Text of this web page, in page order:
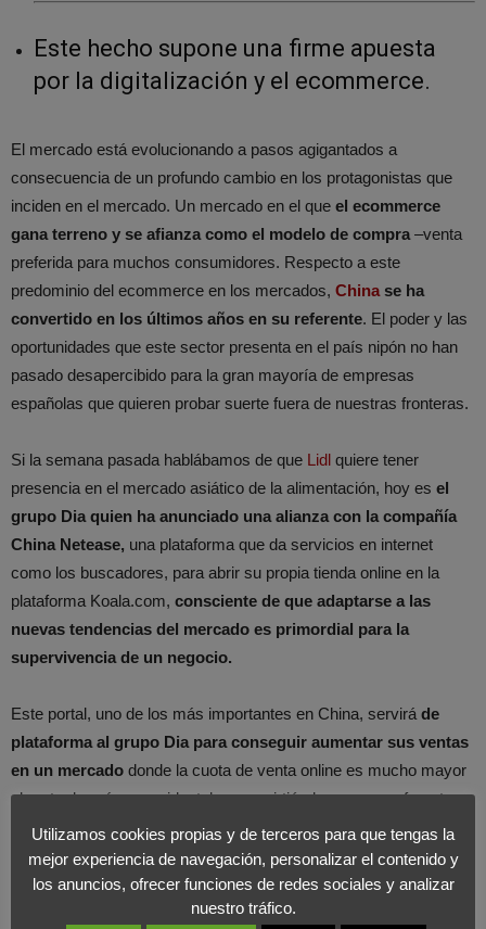
Este hecho supone una firme apuesta
por la digitalización y el ecommerce.
El mercado está evolucionando a pasos agigantados a
consecuencia de un profundo cambio en los protagonistas que
inciden en el mercado. Un mercado en el que el ecommerce
gana terreno y se afianza como el modelo de compra–venta
preferida para muchos consumidores. Respecto a este
predominio del ecommerce en los mercados, Chinase ha
convertido en los últimos años en su referente. El poder y las
oportunidades que este sector presenta en el país nipón no han
pasado desapercibido para la gran mayoría de empresas
españolas que quieren probar suerte fuera de nuestras fronteras.
Si la semana pasada hablábamos de que Lidl quiere tener
presencia en el mercado asiático de la alimentación, hoy es el
grupo Dia quien ha anunciado una alianza con la compañía
China Netease, una plataforma que da servicios en internet
como los buscadores, para abrir su propia tienda online en la
plataforma Koala.com, consciente de que adaptarse a las
nuevas tendencias del mercado es primordial para la
supervivencia de un negocio.
Este portal, uno de los más importantes en China, serviráde
plataforma al grupo Dia para conseguir aumentar sus ventas
en un mercado donde la cuota de venta online es mucho mayor
al resto de países occidentales, convirtiéndose en un referente en
sector de la alimentación. Sin embargo este movimiento no es
el primero que realiza el grupo español. Dia cuenta en la
actualidad conmás de 300 tiendas repartidas en la ciudad de
; sin olvidar el acuerdo existente desde finales del año
Utilizamos cookies propias y de terceros para que tengas la
mejor experiencia de navegación, personalizar el contenido y
los anuncios, ofrecer funciones de redes sociales y analizar
nuestro tráfico.